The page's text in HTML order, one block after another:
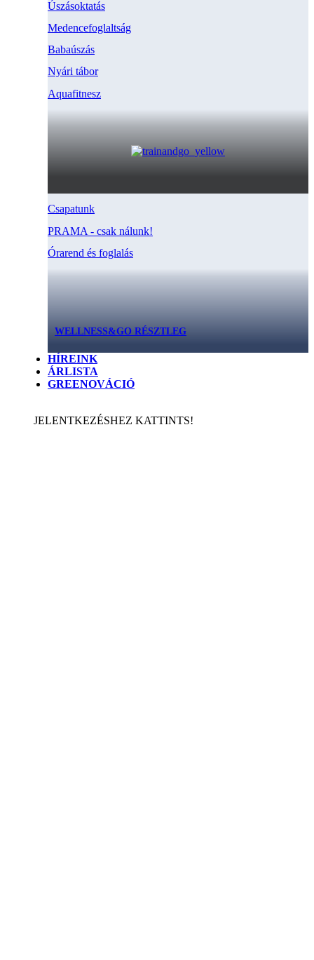
Úszásoktatás
Medencefoglaltság
Babaúszás
Nyári tábor
Aquafitnesz
Csapatunk
PRAMA - csak nálunk!
Órarend és foglalás
WELLNESS&GO RÉSZTLEG
HÍREINK
ÁRLISTA
GREENOVÁCIÓ
JELENTKEZÉSHEZ KATTINTS!